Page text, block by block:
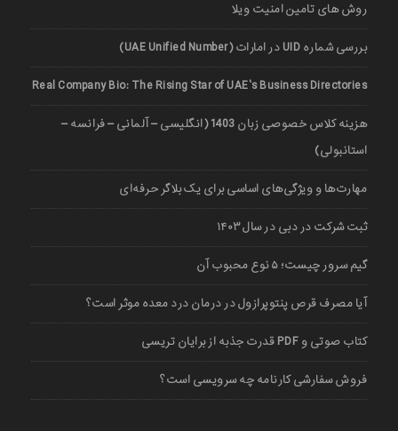
روش های تامین امنیت ویلا
بررسی شماره UID در امارات (UAE Unified Number)
Real Company Bio: The Rising Star of UAE’s Business Directories
هزینه کلاس خصوصی زبان 1403 (انگلیسی – آلمانی – فرانسه –
استانبولی)
مهارت‌ها و ویژگی‌های اساسی برای یک بلاگر حرفه‌ای
ثبت شرکت در دبی در سال ۱۴۰۳
گیم سرور چیست؛ ۵ نوع محبوب آن
آیا مصرف قرص پنتوپرازول در درمان درد معده موثر است؟
کتاب صوتی و PDF قدرت جذبه از برایان تریسی
فروش سفارشی کارنامه چه سرویسی است؟